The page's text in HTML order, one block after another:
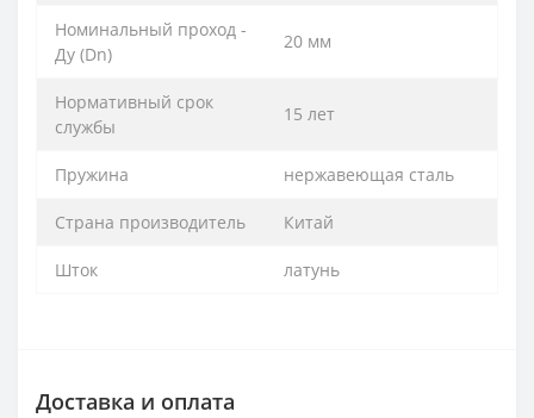
Номинальный проход -
Ду (Dn)
20 мм
Нормативный срок
службы
15 лет
Пружина нержавеющая сталь
Страна производитель Китай
Шток латунь
Доставка и оплата